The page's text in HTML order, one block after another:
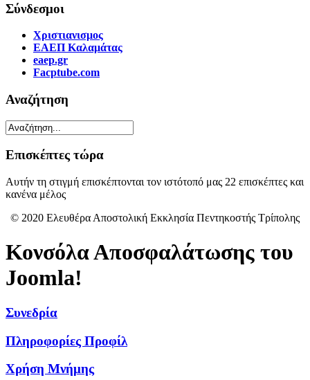
Σύνδεσμοι
Χριστιανισμος
ΕΑΕΠ Καλαμάτας
eaep.gr
Facptube.com
Αναζήτηση
Επισκέπτες τώρα
Αυτήν τη στιγμή επισκέπτονται τον ιστότοπό μας 22 επισκέπτες και
κανένα μέλος
© 2020 Ελευθέρα Αποστολική Εκκλησία Πεντηκοστής Τρίπολης
Κονσόλα Αποσφαλάτωσης του
Joomla!
Συνεδρία
Πληροφορίες Προφίλ
Χρήση Μνήμης